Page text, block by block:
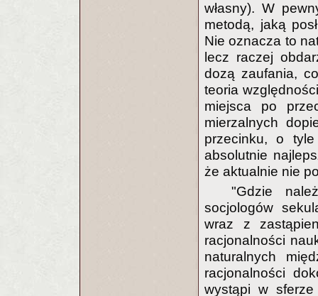
własny). W
metodą, jaką
Nie oznacza to
lecz raczej
dozą zaufania,
teoria
miejsca po
mierzalnych
przecinku, o
absolutnie
że aktualnie nie
"Gdzie
socjologów
wraz z
racjonalności
naturalnych
racjonalności
wystąpi w sferze